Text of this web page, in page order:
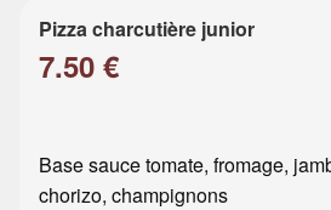
Pizza charcutière junior
7.50 €
Base sauce tomate, fromage,
chorizo, champignons